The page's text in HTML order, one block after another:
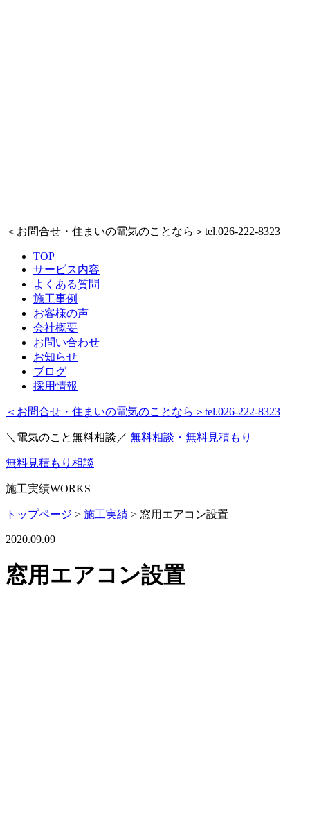
＜お問合せ・住まいの電気のことなら＞ tel.026-222-8323
TOP
サービス内容
よくある質問
施工事例
お客様の声
会社概要
お問い合わせ
お知らせ
ブログ
採用情報
＜お問合せ・住まいの電気のことなら＞ tel.026-222-8323
＼電気のこと無料相談／ 無料相談・無料見積もり
無料見積もり相談
施工実績WORKS
トップページ > 施工実績 > 窓用エアコン設置
2020.09.09
窓用エアコン設置